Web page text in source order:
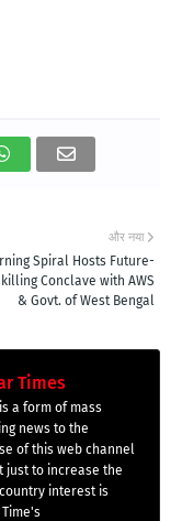
और नया
Spiral Hosts Future-
Conclave with AWS
& Govt. of West Bengal
Times
a form of mass
news to the
of this web channel
just to increase the
interest is